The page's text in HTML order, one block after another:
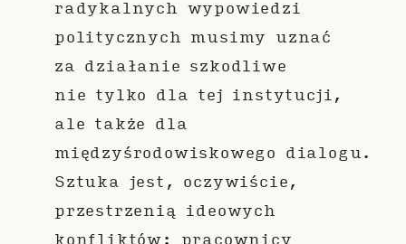
radykalnych wypowiedzi
politycznych musimy uznać
za działanie szkodliwe
nie tylko dla tej instytucji,
ale także dla
międzyśrodowiskowego dialogu.
Sztuka jest, oczywiście,
przestrzenią ideowych
konfliktów: pracownicy